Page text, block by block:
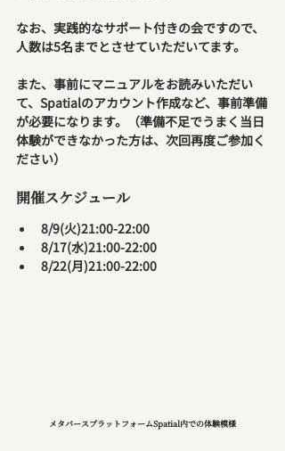
なお、実践的なサポート付きの会ですので、
人数は5名までとさせていただいてます。
また、事前にマニュアルをお読みいただい
て、Spatialのアカウント作成など、事前準備
が必要になります。（準備不足でうまく当日
体験ができなかった方は、次回再度ご参加く
ださい）
開催スケジュール
8/9(火)21:00-22:00
8/17(水)21:00-22:00
8/22(月)21:00-22:00
メタバースプラットフォームSpatial内での体験模様